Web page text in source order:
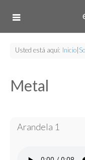
Usted está aquí: Inicio
Metal
Arandela 1